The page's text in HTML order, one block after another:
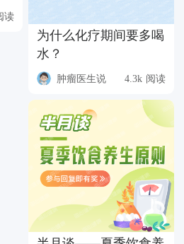
读
为什么化疗期间要多喝
水？
肿瘤医生说 4.3k 阅读